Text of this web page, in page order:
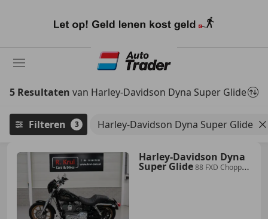
naar
5 Resultaten van Harley-Davidson Dyna Super Glide
Filteren 3 Harley-Davidson Dyna Super Glide
Harley-Davidson Dyna
Super Glide88 FXD Chopper